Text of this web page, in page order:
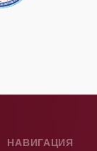
НАВИГАЦИЯ